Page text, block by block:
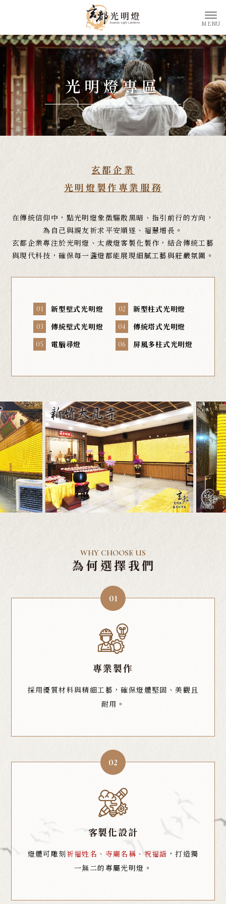
光明燈專區
玄都企業
光明燈製作專業服務
在傳統信仰中，點光明燈象徵驅散黑暗、指引前行的方向，
為自己與親友祈求平安順遂、福慧增長。
玄都企業專注於光明燈、太歲燈客製化製作，結合傳統工藝
與現代科技，確保每一盞燈都能展現細膩工藝與莊嚴氛圍。
01 新型壁式光明燈 02 新型柱式光明燈
03 傳統壁式光明燈 04 傳統塔式光明燈
05 電腦尋燈 06 屏風多柱式光明燈
WHY CHOOSE US
為何選擇我們
01
專業製作
採用優質材料與精細工藝，確保燈體堅固、美觀且
耐用。
02
客製化設計
燈體可雕刻祈福姓名、寺廟名稱、祝福語 ，打造獨
一無二的專屬光明燈。